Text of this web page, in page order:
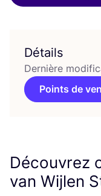
Détails
Dernière
Points de
Découvrez
van Wijlen